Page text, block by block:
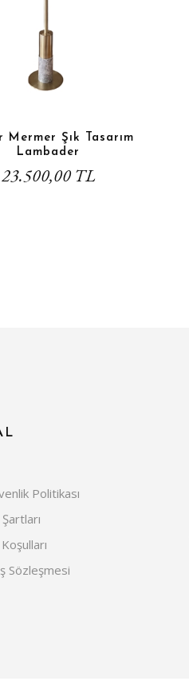
Mermer Şık Tasarım
Lambader
23.500,00 TL
Politikası
Sözleşmesi